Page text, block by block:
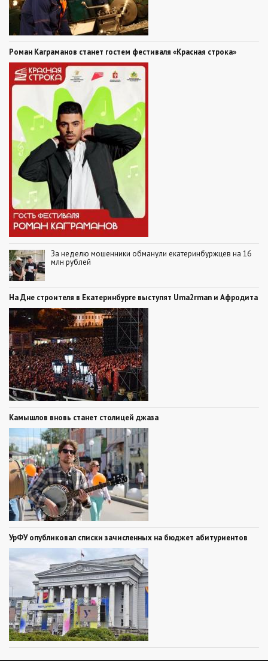
Роман Каграманов станет гостем фестиваля «Красная строка»
За неделю мошенники обманули екатеринбуржцев на 16
млн рублей
На Дне строителя в Екатеринбурге выступят Uma2rman и Афродита
Камышлов вновь станет столицей джаза
УрФУ опубликовал списки зачисленных на бюджет абитуриентов